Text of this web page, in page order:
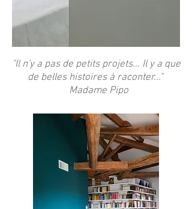
"Il n'y a pas de petits projets... Il y a que
de belles histoires à raconter..."
Madame Pipo